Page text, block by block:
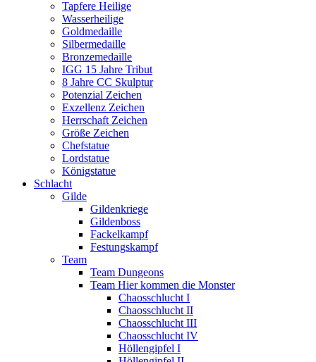
Tapfere Heilige
Wasserheilige
Goldmedaille
Silbermedaille
Bronzemedaille
IGG 15 Jahre Tribut
8 Jahre CC Skulptur
Potenzial Zeichen
Exzellenz Zeichen
Herrschaft Zeichen
Größe Zeichen
Chefstatue
Lordstatue
Königstatue
Schlacht
Gilde
Gildenkriege
Gildenboss
Fackelkampf
Festungskampf
Team
Team Dungeons
Team Hier kommen die Monster
Chaosschlucht I
Chaosschlucht II
Chaosschlucht III
Chaosschlucht IV
Höllengipfel I